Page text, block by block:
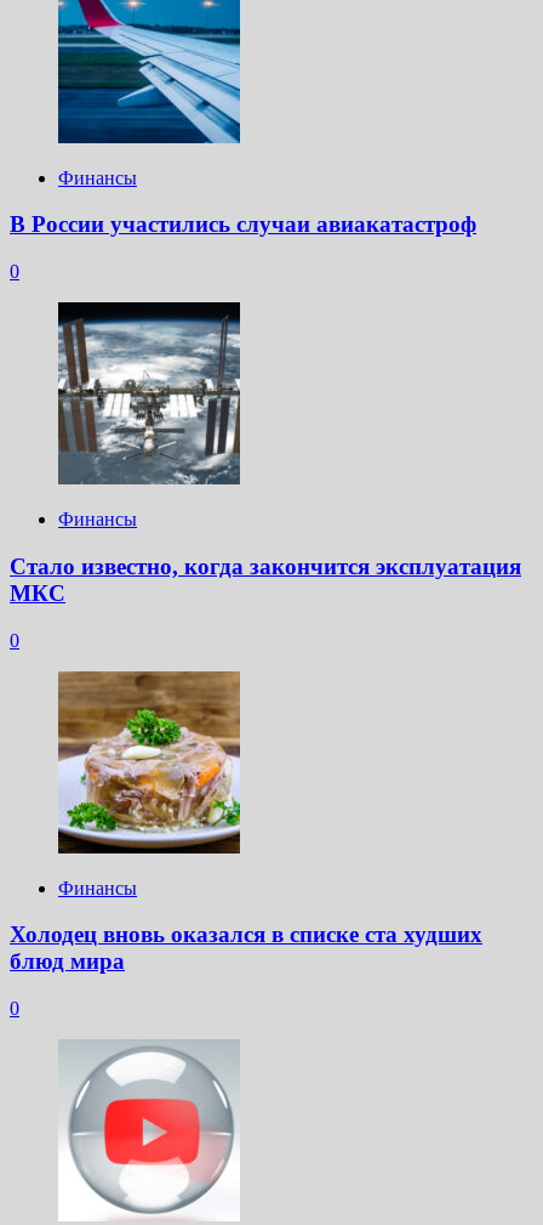
Финансы
В России участились случаи авиакатастроф
0
Финансы
Стало известно, когда закончится эксплуатация
МКС
0
Финансы
Холодец вновь оказался в списке ста худших
блюд мира
0